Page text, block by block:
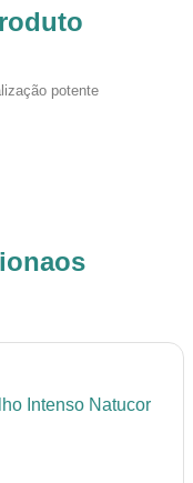
potente
Intenso Natucor